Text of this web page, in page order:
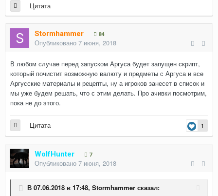
Цитата
Stormhammer 84
Опубликовано 7 июня, 2018
В любом случае перед запуском Аргуса будет запущен скрипт,
который почистит возможную валюту и предметы с Аргуса и все
Аргусские материалы и рецепты, ну а игроков занесет в список и
мы уже будем решать, что с этим делать. Про ачивки посмотрим,
пока не до этого.
1
Цитата
WolfHunter 7
Опубликовано 7 июня, 2018
В 07.06.2018 в 17:48, Stormhammer сказал: